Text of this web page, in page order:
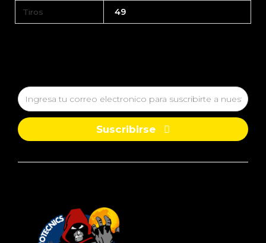
Tiros 49
Suscribirse